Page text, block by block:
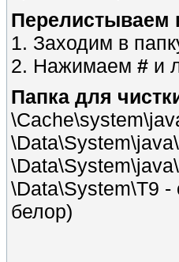
Перелистываем
1. Заходим в
2. Нажимаем # и
Папка для
\Data\System\T9 -
белор)